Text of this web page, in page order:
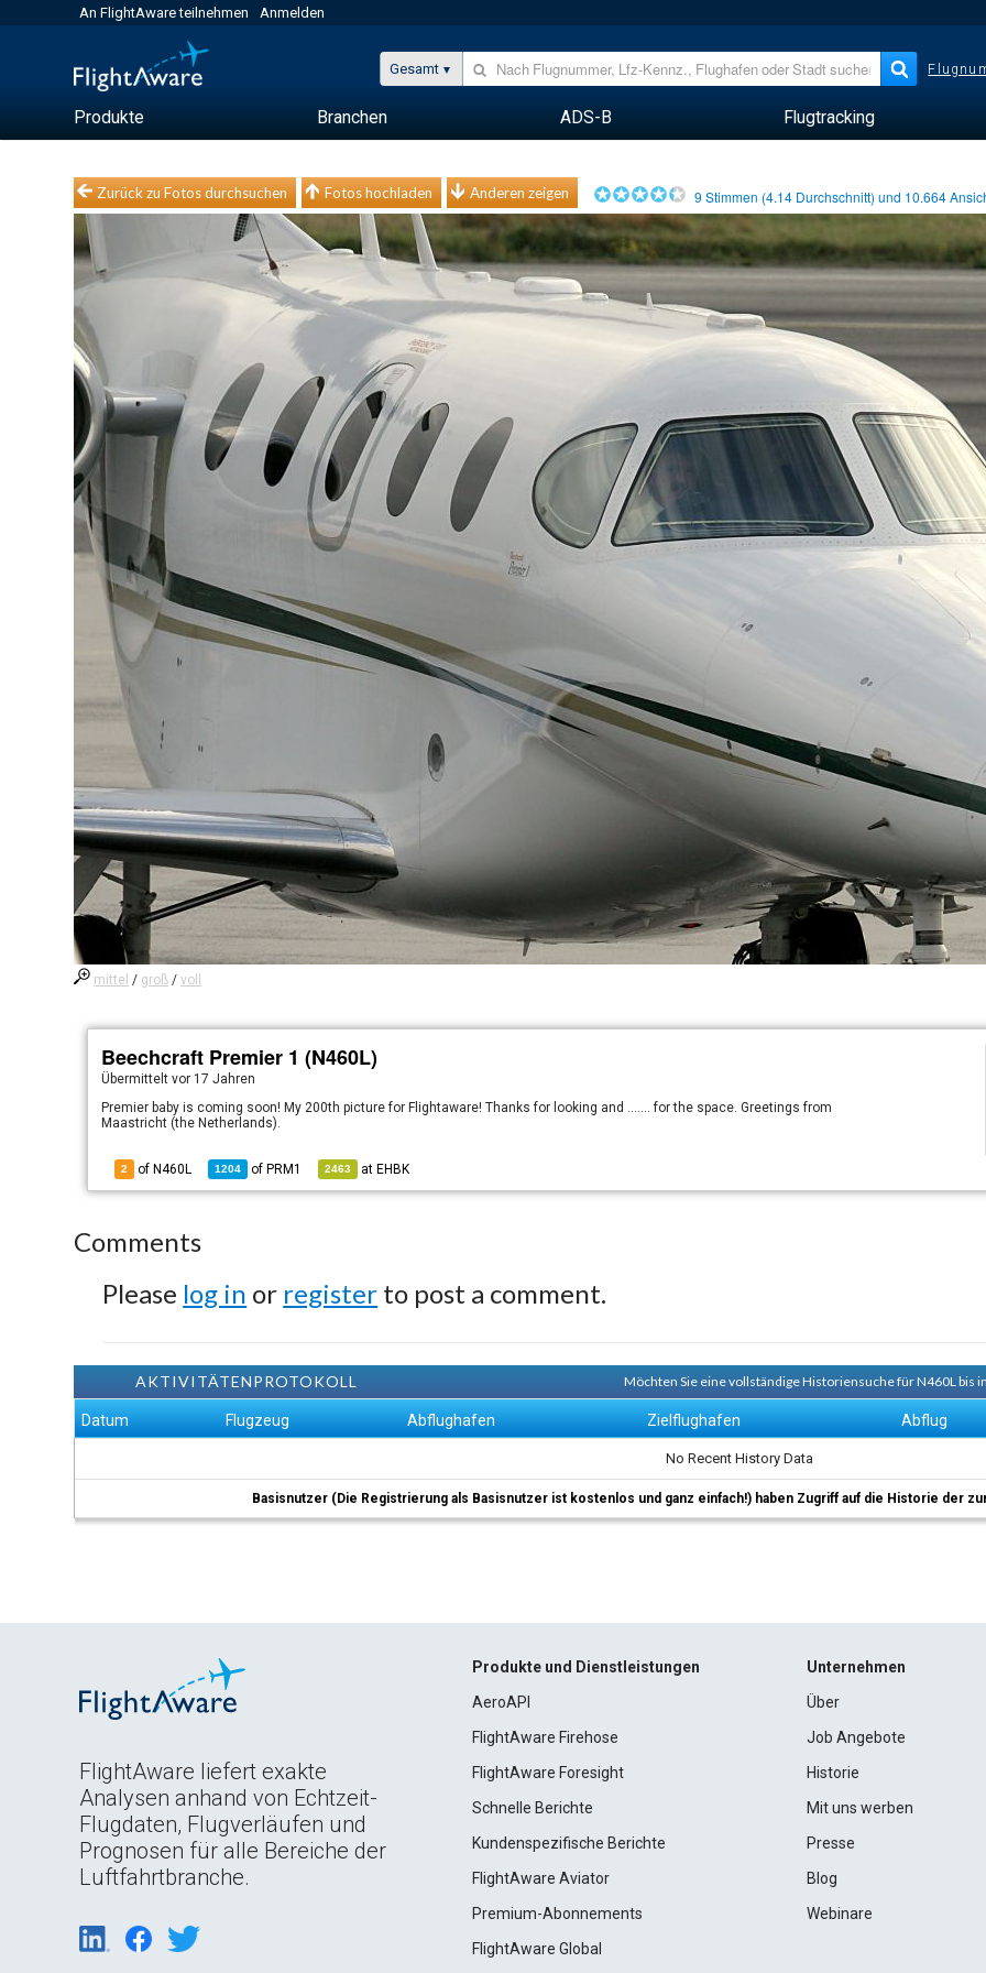
An FlightAware teilnehmen Anmelden
Gesamt
Produkte Branchen ADS-B Flugtracking
Zurück zu Fotos durchsuchen Fotos hochladen Anderen zeigen 9 Stimmen (4.14 Durchschnitt) und 10.664
mittel / groß /voll
Beechcraft Premier 1 (N460L)
Übermitteltvor 17 Jahren
Premier baby is coming soon! My 200th picture for Flightaware! Thanks for looking and ....... for the space. Greetings from
Maastricht (the Netherlands).
2 of N460L 1204 of PRM1 2463 at EHBK
Comments
Please log in or register to post a comment.
AKTIVITÄTENPROTOKOLL Möchten Sie eine vollständige Historiensuche für N460L bis
Datum Flugzeug Abflughafen Zielflughafen Abflug
No Recent History Data
Basisnutzer (Die Registrierung als Basisnutzer ist kostenlos und ganz einfach!) haben Zugriff auf die Historie der
FlightAware liefert exakte
Analysen anhand von Echtzeit-
Flugdaten, Flugverläufen und
Prognosen für alle Bereiche der
Luftfahrtbranche.
Produkte und Dienstleistungen
AeroAPI
FlightAware Firehose
FlightAware Foresight
Schnelle Berichte
Kundenspezifische Berichte
FlightAware Aviator
Premium-Abonnements
FlightAware Global
Unternehmen
Über
Job Angebote
Historie
Mit uns werben
Presse
Blog
Webinare